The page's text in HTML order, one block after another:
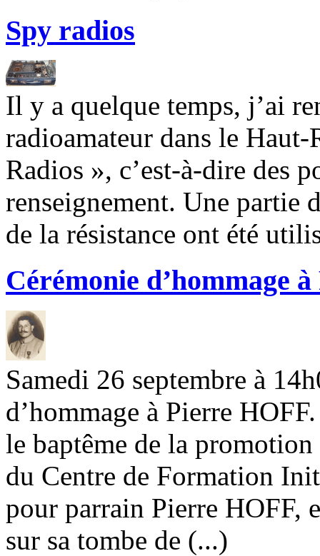
Spy radios
Il y a quelque temps, j’ai
radioamateur dans le
Radios », c’est-à-dire des
renseignement. Une partie
de la résistance ont été
Cérémonie d’hommage
Samedi 26 septembre à
d’hommage à Pierre
le baptême de la
du Centre de Formation
pour parrain Pierre HOFF,
sur sa tombe de (...)